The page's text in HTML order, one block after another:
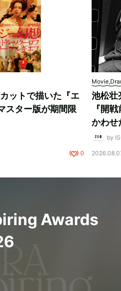
ットで描いた『エ
スター版が期間限
0
池松壮
『開
かわせ
by
Awards